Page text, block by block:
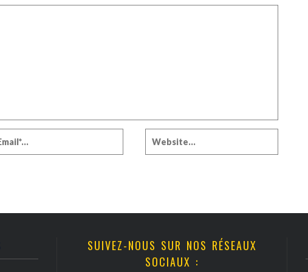
SUIVEZ-NOUS SUR NOS RÉSEAUX
SOCIAUX :